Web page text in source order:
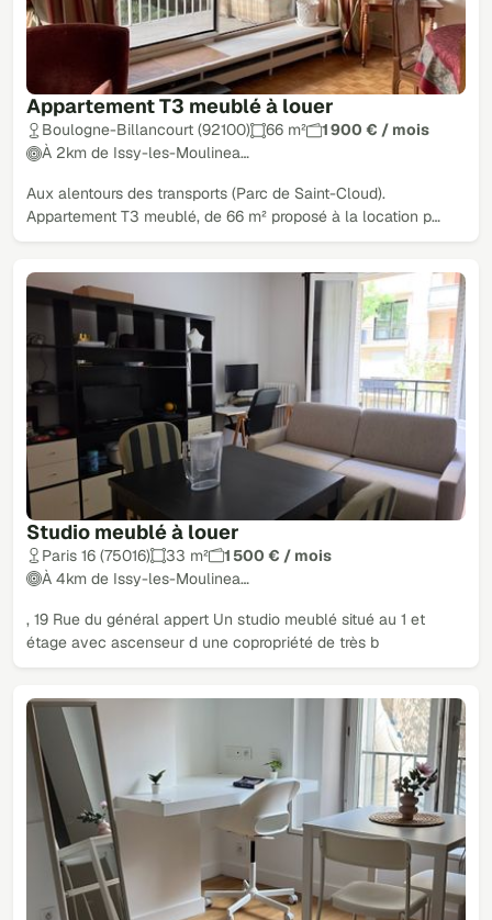
Appartement T3 meublé à louer
Boulogne-Billancourt (92100) 66 m²
1 900 € / mois
À 2km de Issy-les-Moulinea…
Aux alentours des transports (Parc de Saint-Cloud).
Appartement T3 meublé, de 66 m² proposé à la location p…
Studio meublé à louer
Paris 16 (75016) 33 m²
1 500 € / mois
À 4km de Issy-les-Moulinea…
, 19 Rue du général appert Un studio meublé situé au 1 et
étage avec ascenseur d une copropriété de très b